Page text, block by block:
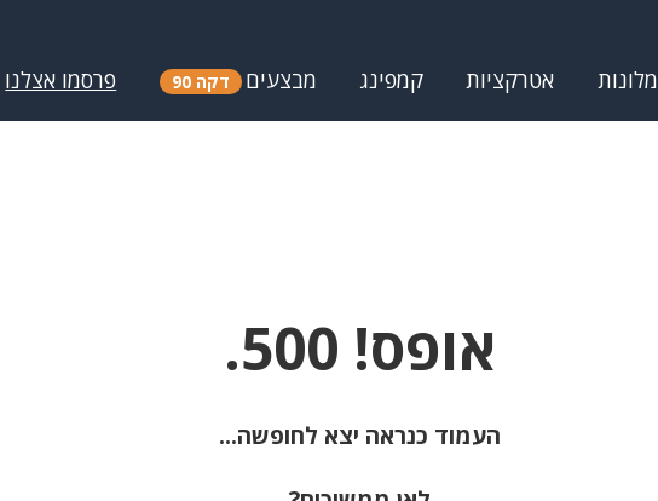
מלונות אטרקציות קמפינג מבצעים דקה 90 פרסמו אצלנו
אופס! 500.
העמוד כנראה יצא לחופשה...